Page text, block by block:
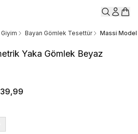
Bayan Gömlek Tesettür Massi
Yaka Gömlek Beyaz